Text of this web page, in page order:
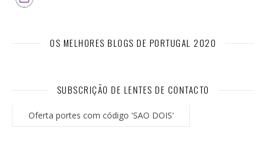
OS MELHORES BLOGS DE PORTUGAL 2020
SUBSCRIÇÃO DE LENTES DE CONTACTO
Oferta portes com código 'SAO DOIS'